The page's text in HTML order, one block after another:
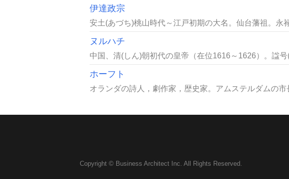
伊達政宗
安土(あづち)桃山時代～江戸初期の大名。仙台藩祖。永
ヌルハチ
中国、清(しん)朝初代の皇帝（在位1616～1626）。諡
ホーフト
オランダの詩人，劇作家，歴史家。アムステルダムの
Copyright © Business Architect Inc. All Rights Reserved.